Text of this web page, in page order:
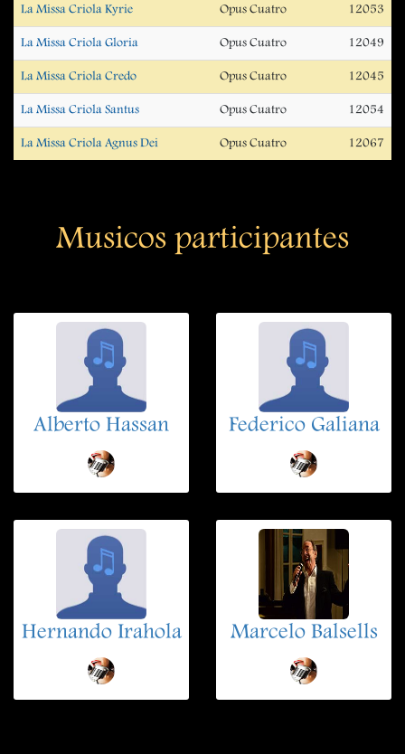
La Missa Criola Kyrie Opus Cuatro 12053
La Missa Criola Gloria Opus Cuatro 12049
La Missa Criola Credo Opus Cuatro 12045
La Missa Criola Santus Opus Cuatro 12054
La Missa Criola Agnus Dei Opus Cuatro 12067
Musicos participantes
Alberto Hassan Federico Galiana
Hernando Irahola Marcelo Balsells